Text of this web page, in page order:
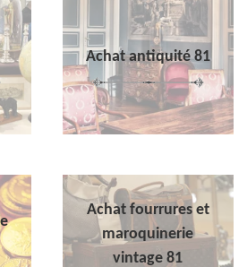
Achat antiquité 81
Achat fourrures et
maroquinerie
vintage 81